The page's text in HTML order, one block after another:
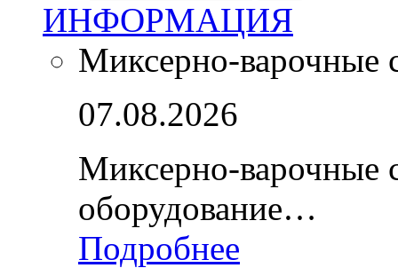
ИНФОРМАЦИЯ
Миксерно-варочные
07.08.2026
Миксерно-варочные
оборудование…
Подробнее